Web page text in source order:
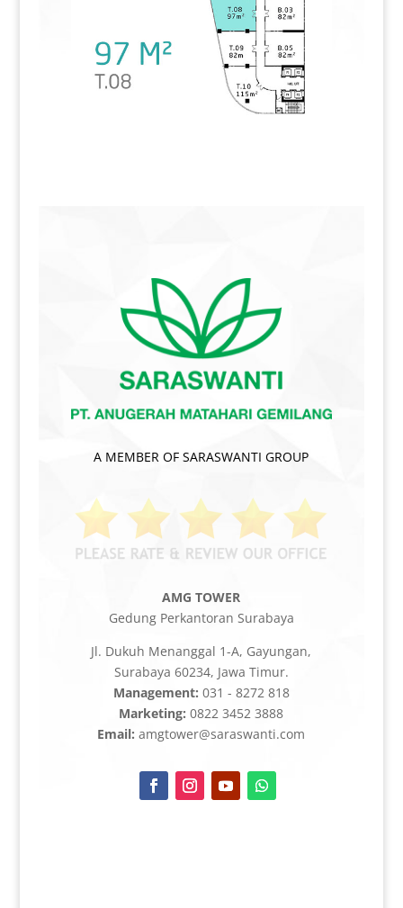
A MEMBER OF SARASWANTI GROUP
AMG TOWER
Gedung Perkantoran Surabaya
Jl. Dukuh Menanggal 1-A, Gayungan,
Surabaya 60234, Jawa Timur.
Management: 031 - 8272 818
Marketing: 0822 3452 3888
Email: amgtower@saraswanti.com